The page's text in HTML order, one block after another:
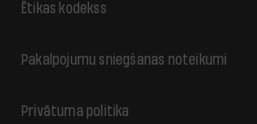
Ētikas kodekss
Pakalpojumu sniegšanas noteikumi
Privātuma politika